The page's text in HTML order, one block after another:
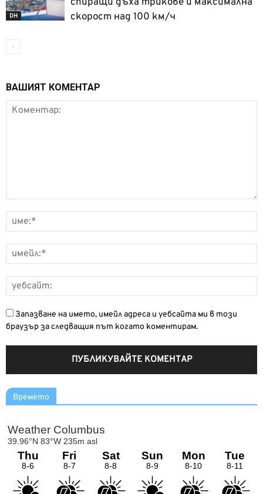
DH
скорост над 100 км/ч
ВАШИЯТ КОМЕНТАР
Запазване на името, имейл адреса и уебсайта ми в този
браузър за следващия път когато коментирам.
Времето